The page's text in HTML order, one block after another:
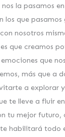
la pasamos
los que
con nosotros
que creamos
que
más que a
a explorar
te lleve a fluir
tu mejor futuro,
habilitará todo